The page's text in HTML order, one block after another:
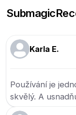
Submagic
Karla E.
Používání je
skvělý. A